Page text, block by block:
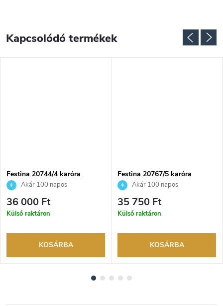
Kapcsolódó termékek
Festina 20744/4 karóra
Akár 100 napos
visszaküldési lehetőség. Hivatalos
márkakereskedő.
36 000 Ft
Külső raktáron
KOSÁRBA
Festina 20767/5 karóra
Akár 100 napos
visszaküldési lehetőség. Hivatalos
márkakereskedő.
35 750 Ft
Külső raktáron
KOSÁRBA